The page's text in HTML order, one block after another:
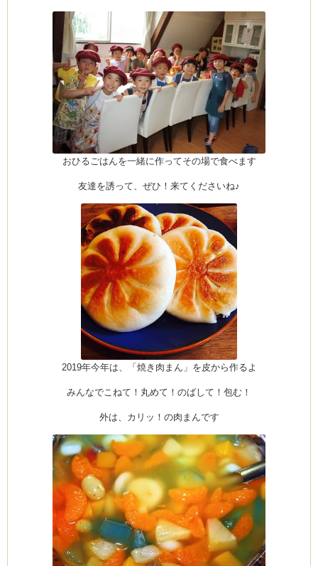
おひるごはんを一緒に作ってその場で食べます
友達を誘って、ぜひ！来てくださいね♪
2019年今年は、「焼き肉まん」を皮から作るよ
みんなでこねて！丸めて！のばして！包む！
外は、カリッ！の肉まんです